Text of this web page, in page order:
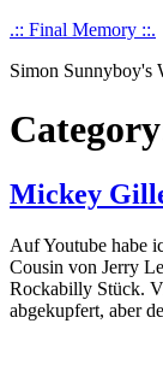
Skip
content
.:: Final Memory ::.
Simon Sunnyboy's
Mickey
Auf Youtube habe
Cousin von Jerry
Rockabilly Stück.
abgekupfert, aber